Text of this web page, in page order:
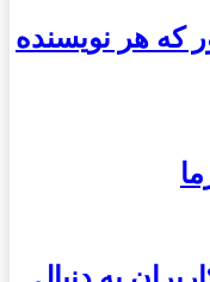
که هر نویسنده